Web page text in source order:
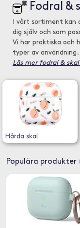
Fodral &
I vårt sortiment kan
dig själv och som
Vi har praktiska och
typer av användning.
Läs mer fodral &
Hårda skal
Populära produkter